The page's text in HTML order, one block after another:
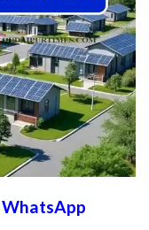
WhatsApp